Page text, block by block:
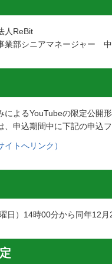
人ReBit
業部シニアマネージャー
によるYouTubeの限定公開
、申込期間中に下記の申込
トへリンク）
日）14時00分から同年12